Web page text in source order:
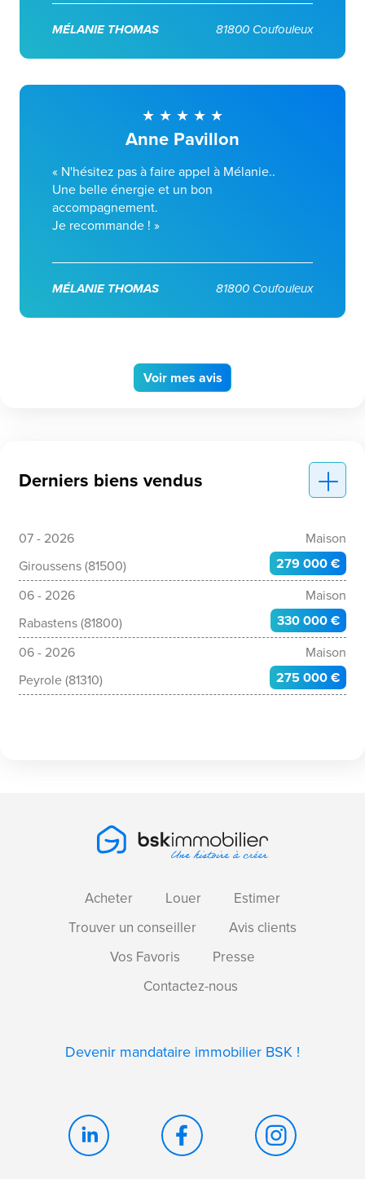
Voir mes avis
MÉLANIE THOMAS 81800 Coufouleux
Anne Pavillon
« N'hésitez pas à faire appel à Mélanie..
Une belle énergie et un bon
accompagnement.
Je recommande ! »
MÉLANIE THOMAS 81800 Coufouleux
Derniers biens vendus
07 - 2026
Maison
Giroussens (81500)
279 000 €
06 - 2026
Maison
Rabastens (81800)
330 000 €
06 - 2026
Maison
Peyrole (81310)
275 000 €
Acheter Louer
Estimer
Trouver un conseiller
Avis clients
Vos Favoris
Presse
Contactez-nous
Devenir mandataire immobilier BSK !